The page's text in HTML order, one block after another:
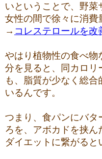
いということで、野菜
女性の間で徐々に消費
→ コレステロールを改
やはり植物性の食べ物
分を見ると、同カロリ
も、脂質が少なく総
いるんです。
つまり、食パンにバタ
ろを、アボカドを挟ん
ダイエットに繋がると